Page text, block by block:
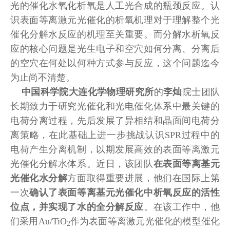
光的催化水氧化析氧是人工光合成的瓶颈反应。认
识表面等离激元光催化的析氧机理对于理解整个光
催化分解水反应的机理至关重要。而分解水析氧反
应的核心问题是光生电子和空穴如何分离、分离后
的空穴在何处以何种方式参与反应，这个问题迄今
为止尚不清楚。
中国科学院大连化学物理研究所的李灿 院士团队
长期致力于研究光催化和光电催化体系中最关键的
电荷分离过程，先后发展了异相结和晶面间电荷分
离策略，在此基础上进一步挑战认识SPR过程中的
电荷产生分离机制，以期发展高效的表面等离激元
光催化分解水体系。近日，该团队在表面等离基元
光催化水分解方面取得重要进展，他们在国际上第
一次确认了表面等离基元光催化中析氧反应的活性
位点，并实现了水的全分解反应。在该工作中，他
们采用Au/TiO2作为表面等离激元光催化的模型催化